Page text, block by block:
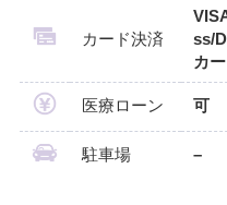
カード決済
ss/
カ
医療ローン 可
駐車場 –